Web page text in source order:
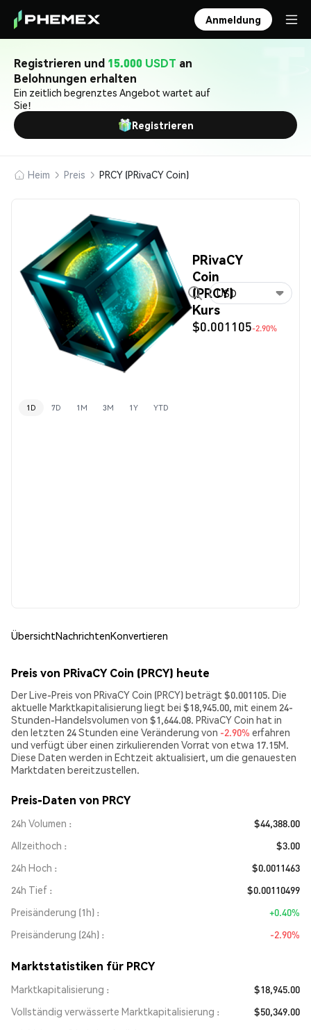
Anmeldung
Registrieren und 15.000 USDT an
Belohnungen erhalten
Ein zeitlich begrenztes Angebot wartet auf
Sie!
Registrieren
Heim Preis PRCY (PRivaCY Coin)
PRivaCY
Coin
(PRCY)
Kurs
$0.001105-2.90%
USD
1D 7D 1M 3M 1Y YTD
ÜbersichtNachrichtenKonvertieren
Preis von PRivaCY Coin (PRCY) heute
Der Live-Preis von PRivaCY Coin (PRCY) beträgt $0.001105. Die
aktuelle Marktkapitalisierung liegt bei $18,945.00, mit einem 24-
Stunden-Handelsvolumen von $1,644.08. PRivaCY Coin hat in
den letzten 24 Stunden eine Veränderung von -2.90% erfahren
und verfügt über einen zirkulierenden Vorrat von etwa 17.15M.
Diese Daten werden in Echtzeit aktualisiert, um die genauesten
Marktdaten bereitzustellen.
Preis-Daten von PRCY
24h Volumen
$44,388.00
Allzeithoch
$3.00
24h Hoch
$0.0011463
24h Tief
$0.00110499
Preisänderung (1h)
+0.40%
Preisänderung (24h)
-2.90%
Marktstatistiken für PRCY
Marktkapitalisierung
$18,945.00
Vollständig verwässerte Marktkapitalisierung
$50,349.00